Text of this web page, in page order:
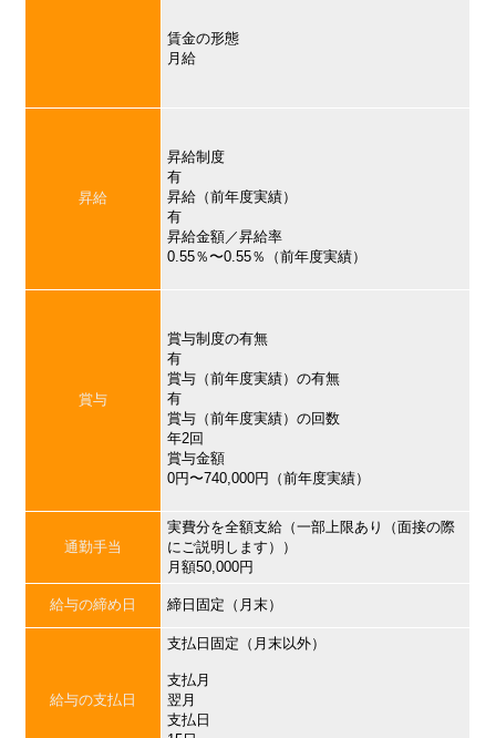
賃金の形態
月給
昇給
昇給制度
有
昇給（前年度実績）
有
昇給金額／昇給率
0.55％〜0.55％（前年度実績）
賞与
賞与制度の有無
有
賞与（前年度実績）の有無
有
賞与（前年度実績）の回数
年2回
賞与金額
0円〜740,000円（前年度実績）
通勤手当
実費分を全額支給（一部上限あり（面接の際
にご説明します））
月額50,000円
給与の締め日 締日固定（月末）
給与の支払日
支払日固定（月末以外）
支払月
翌月
支払日